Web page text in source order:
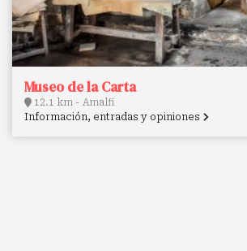
Museo de la Carta
12.1 km - Amalfi
Información, entradas y opiniones